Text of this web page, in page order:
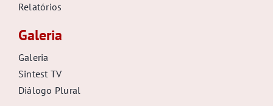
Relatórios
Galeria
Galeria
Sintest TV
Diálogo Plural